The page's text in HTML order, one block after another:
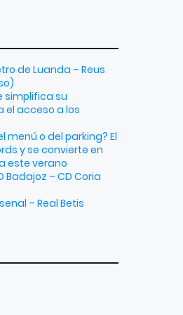
de Luanda – Reus
simplifica su
el acceso a los
menú o del parking? El
y se convierte en
este verano
Badajoz – CD Coria
– Real Betis